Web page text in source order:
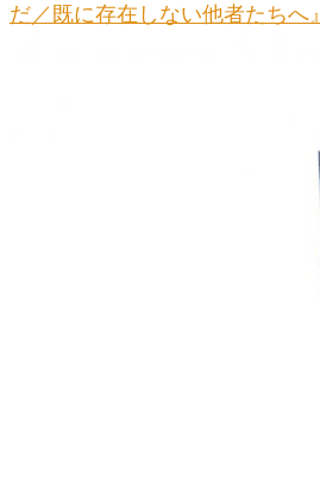
だ／既に存在しない他者たちへ』